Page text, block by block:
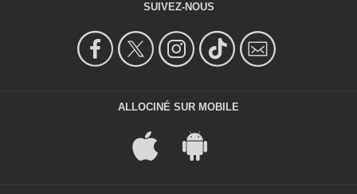
SUIVEZ-NOUS
ALLOCINÉ SUR MOBILE